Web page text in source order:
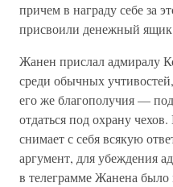
причем в награду себе за
присвоили денежный ящик
Жанен прислал адмиралу
среди обычных
его же благополучия —
отдаться под охрану
снимает с себя всякую
аргумент, для убеждения
в телеграмме Жанена было